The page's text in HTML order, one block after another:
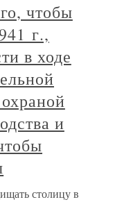
чтобы
г.,
в ходе
и
столицу в